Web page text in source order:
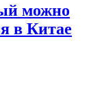
можно
в Китае